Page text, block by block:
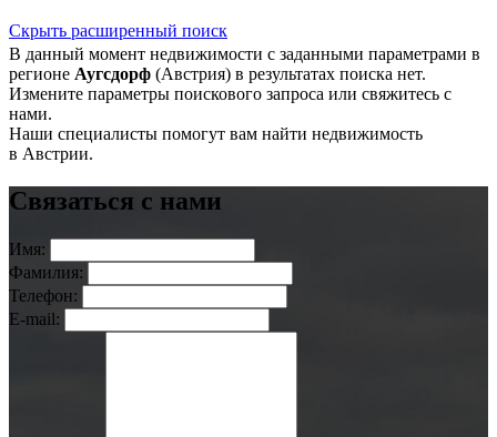
Скрыть расширенный поиск
В данный момент недвижимости с заданными параметрами в
регионе Аугсдорф (Австрия) в результатах поиска нет.
Измените параметры поискового запроса или свяжитесь с
нами.
Наши специалисты помогут вам найти недвижимость
в Австрии.
Связаться с нами
Имя:
Фамилия:
Телефон:
E-mail: